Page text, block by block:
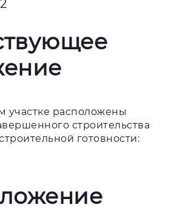
участке расположены
строительства
готовности: